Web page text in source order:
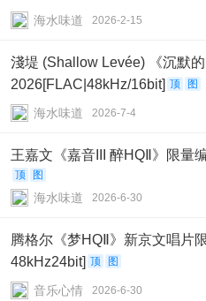
海水味道 2026-2-15
淺堤 (Shallow Levée) 《沉默
2026[FLAC|48kHz/16bit] 顶 图
海水味道 2026-7-4
王嘉文《嘉音III 醉HQⅡ》限量
顶 图
海水味道 2026-6-30
腾格尔《梦HQⅡ》新京文唱片
48kHz24bit] 顶 图
音乐心情 2026-6-30